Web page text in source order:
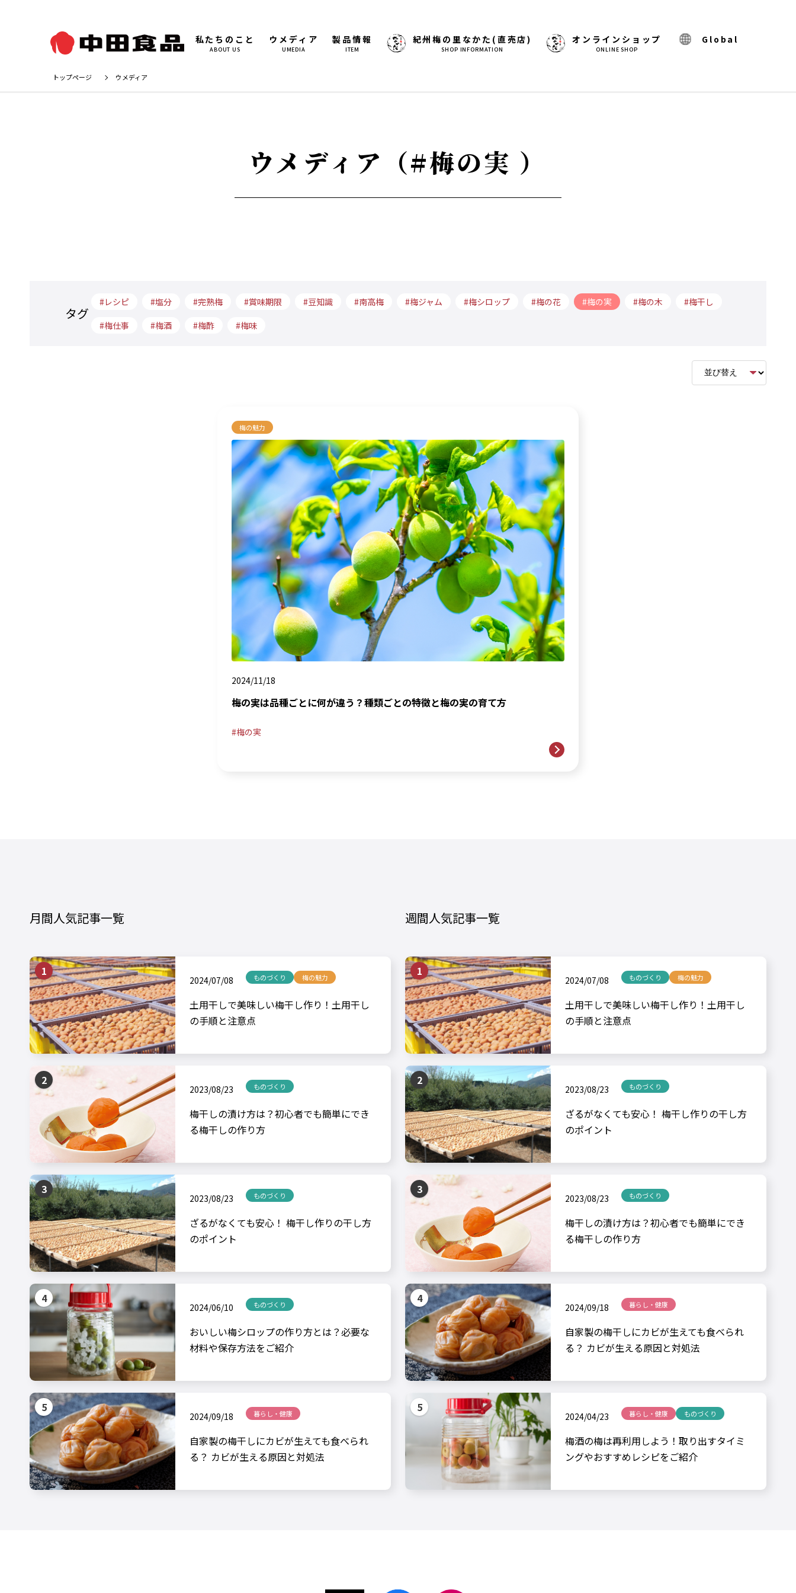
私たちのこと
ABOUT US
ウメディア
UMEDIA
製品情報
ITEM
紀州梅の里なかた(直売店)
SHOP INFORMATION
オンラインショップ
ONLINE SHOP
Global
トップページ ウメディア
ウメディア（#梅の実 ）
タグ
レシピ 塩分 完熟梅 賞味期限 豆知識 南高梅 梅ジャム 梅シロップ 梅の花 梅の実 梅の木
梅干し
梅仕事
梅酒 梅酢 梅味
梅の魅力
2024/11/18
梅の実は品種ごとに何が違う？種類ごとの特徴と梅の実の育て方
梅の実
月間人気記事一覧
2024/07/08 ものづくり 梅の魅力
土用干しで美味しい梅干し作り！土用干し
の手順と注意点
2023/08/23 ものづくり
梅干しの漬け方は？初心者でも簡単にでき
る梅干しの作り方
2023/08/23 ものづくり
ざるがなくても安心！ 梅干し作りの干し方
のポイント
2024/06/10 ものづくり
おいしい梅シロップの作り方とは？必要な
材料や保存方法をご紹介
2024/09/18 暮らし・健康
自家製の梅干しにカビが生えても食べられ
る？ カビが生える原因と対処法
週間人気記事一覧
2024/07/08 ものづくり 梅の魅力
土用干しで美味しい梅干し作り！土用干し
の手順と注意点
2023/08/23 ものづくり
ざるがなくても安心！ 梅干し作りの干し方
のポイント
2023/08/23 ものづくり
梅干しの漬け方は？初心者でも簡単にでき
る梅干しの作り方
2024/09/18 暮らし・健康
自家製の梅干しにカビが生えても食べられ
る？ カビが生える原因と対処法
2024/04/23 暮らし・健康 ものづくり
梅酒の梅は再利用しよう！取り出すタイミ
ングやおすすめレシピをご紹介